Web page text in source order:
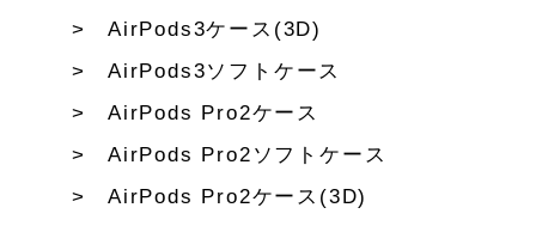
AirPods3ケース(3D)
AirPods3ソフトケース
AirPods Pro2ケース
AirPods Pro2ソフトケース
AirPods Pro2ケース(3D)